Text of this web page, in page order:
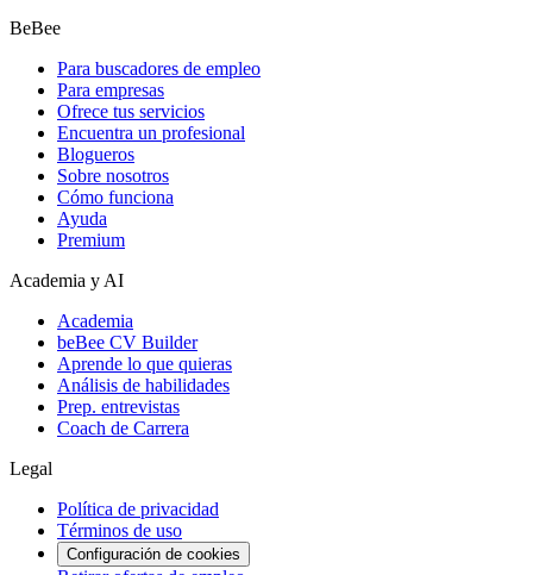
BeBee
Para buscadores de empleo
Para empresas
Ofrece tus servicios
Encuentra un profesional
Blogueros
Sobre nosotros
Cómo funciona
Ayuda
Premium
Academia y AI
Academia
beBee CV Builder
Aprende lo que quieras
Análisis de habilidades
Prep. entrevistas
Coach de Carrera
Legal
Política de privacidad
Términos de uso
Configuración de cookies